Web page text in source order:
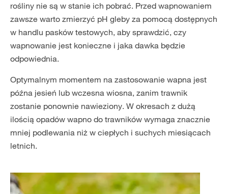
rośliny nie są w stanie ich pobrać. Przed wapnowaniem
zawsze warto zmierzyć pH gleby za pomocą dostępnych
w handlu pasków testowych, aby sprawdzić, czy
wapnowanie jest konieczne i jaka dawka będzie
odpowiednia.
Optymalnym momentem na zastosowanie wapna jest
późna jesień lub wczesna wiosna, zanim trawnik
zostanie ponownie nawieziony. W okresach z dużą
ilością opadów wapno do trawników wymaga znacznie
mniej podlewania niż w ciepłych i suchych miesiącach
letnich.